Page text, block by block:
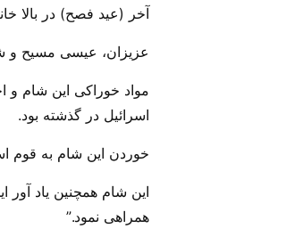
آخر (عید فصح) در بالا
عزیزان، عیسی مسیح و
مواد خوراکی این شام و
اسرائیل در گذشته بود.
خوردن این شام به قوم
این شام همچنین یاد آور
همراهی نمود.”